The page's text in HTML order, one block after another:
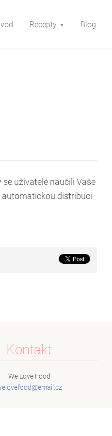
Recepty Blog
uživatelé naučili Vaše
automatickou distribuci
Kontakt
We Love Food
od@email .cz